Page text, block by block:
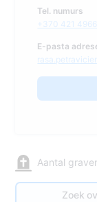
Tel. numurs
+370 421
E-pasta
Aantal
Zoek